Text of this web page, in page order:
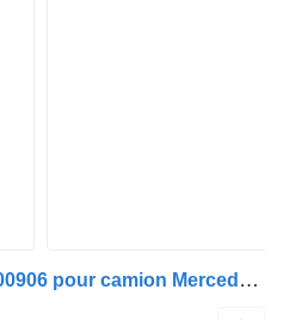
Barre de réaction A9603500906 pour camion Mercedes-Benz ACTROS MP4